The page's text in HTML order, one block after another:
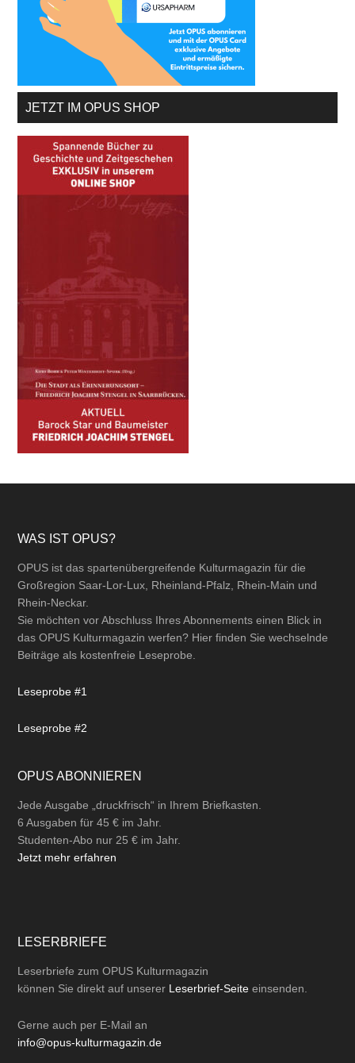
JETZT IM OPUS SHOP
Footer
WAS IST OPUS?
OPUS ist das spartenübergreifende Kulturmagazin für die
Großregion Saar-Lor-Lux, Rheinland-Pfalz, Rhein-Main und
Rhein-Neckar.
Sie möchten vor Abschluss Ihres Abonnements einen Blick in
das OPUS Kulturmagazin werfen? Hier finden Sie wechselnde
Beiträge als kostenfreie Leseprobe.
Leseprobe #1
Leseprobe #2
OPUS ABONNIEREN
Jede Ausgabe „druckfrisch“ in Ihrem Briefkasten.
6 Ausgaben für 45 € im Jahr.
Studenten-Abo nur 25 € im Jahr.
Jetzt mehr erfahren
LESERBRIEFE
Leserbriefe zum OPUS Kulturmagazin
können Sie direkt auf unserer Leserbrief-Seite einsenden.
Gerne auch per E-Mail an
info@opus-kulturmagazin.de